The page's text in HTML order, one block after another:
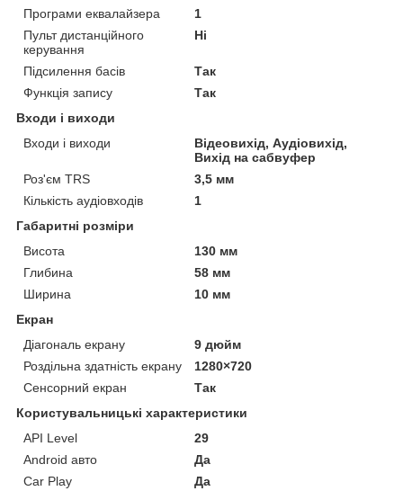
Програми еквалайзера
1
Пульт дистанційного
керування
Ні
Підсилення басів
Так
Функція запису
Так
Входи і виходи
Входи і виходи
Відеовихід, Аудіовихід,
Вихід на сабвуфер
Роз'єм TRS
3,5 мм
Кількість аудіовходів
1
Габаритні розміри
Висота
130 мм
Глибина
58 мм
Ширина
10 мм
Екран
Діагональ екрану
9 дюйм
Роздільна здатність екрану
1280×720
Сенсорний екран
Так
Користувальницькі характеристики
API Level
29
Android авто
Да
Car Play
Да